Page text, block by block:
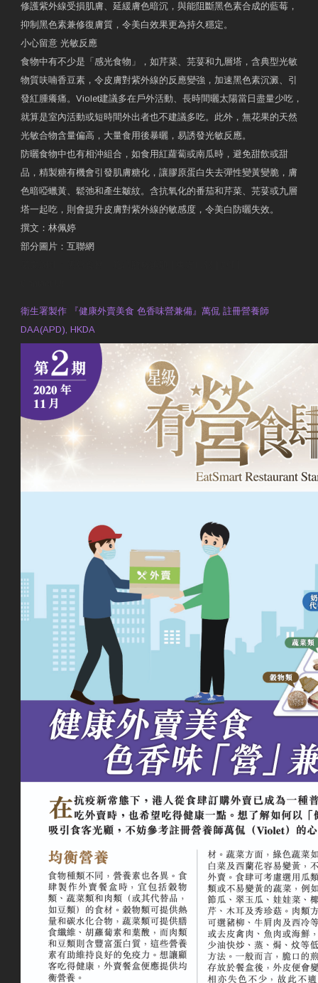
修護紫外線受損肌膚、延緩膚色暗沉，與能阻斷黑色素合成的藍莓，
抑制黑色素兼修復膚質，令美白效果更為持久穩定。
小心留意 光敏反應
食物中有不少是「感光食物」，如芹菜、芫荽和九層塔，含典型光敏
物質呋喃香豆素，令皮膚對紫外線的反應變強，加速黑色素沉澱、引
發紅腫癢痛。Violet建議多在戶外活動、長時間曬太陽當日盡量少吃，
就算是室內活動或短時間外出者也不建議多吃。此外，無花果的天然
光敏合物含量偏高，大量食用後暴曬，易誘發光敏反應。
防曬食物中也有相沖組合，如食用紅蘿蔔或南瓜時，避免甜飲或甜
品，精製糖有機會引發肌膚糖化，讓膠原蛋白失去彈性變黃變脆，膚
色暗啞蠟黃、鬆弛和產生皺紋。含抗氧化的番茄和芹菜、芫荽或九層
塔一起吃，則會提升皮膚對紫外線的敏感度，令美白防曬失效。
撰文：林佩婷
部分圖片：互聯網
衛生署製作 『健康外賣美食 色香味營兼備』萬侃 註冊營養師
DAA(APD), HKDA